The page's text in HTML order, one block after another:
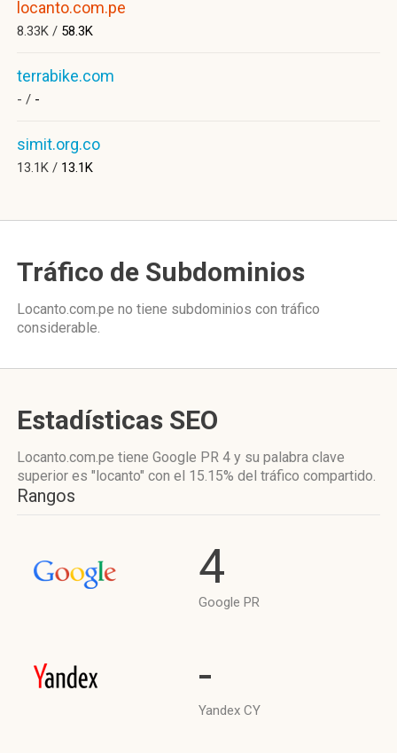
locanto.com.pe
8.33K / 58.3K
terrabike.com
- / -
simit.org.co
13.1K / 13.1K
Tráfico de Subdominios
Locanto.com.pe no tiene subdominios con tráfico
considerable.
Estadísticas SEO
Locanto.com.pe tiene Google PR 4 y su palabra clave
superior es "locanto" con el 15.15% del tráfico compartido.
Rangos
4
Google PR
-
Yandex CY